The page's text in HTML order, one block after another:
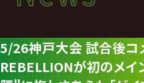
ス
|
プ
ニュース
5/26神戸大会 試合後コ
REBELLIONが初のメ